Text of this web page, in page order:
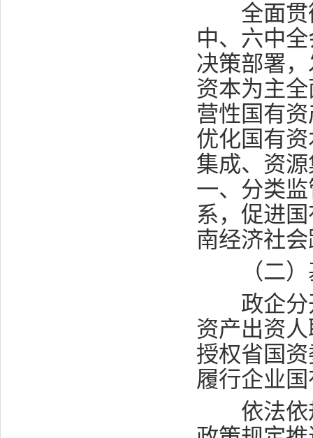
全面贯
中、六中
决策部署
资本为主
营性国有
优化国有
集成、资
一、分类
系，促进
南经济社
（二）
政企分
资产出资
授权省国
履行企业
依法依